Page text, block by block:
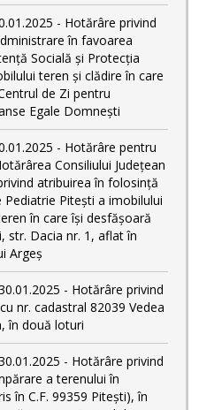
- Hotărâre privind
în favoarea
Socială și Protecția
teren și clădire în care
de Zi pentru
Egale Domnești
- Hotărâre pentru
Consiliului Județean
atribuirea în folosință
Pitești a imobilului
în care își desfășoară
str. Dacia nr. 1, aflat în
Argeș
- Hotărâre privind
nr. cadastral 82039 Vedea
în două loturi
- Hotărâre privind
a terenului în
în C.F. 99359 Pitești), în